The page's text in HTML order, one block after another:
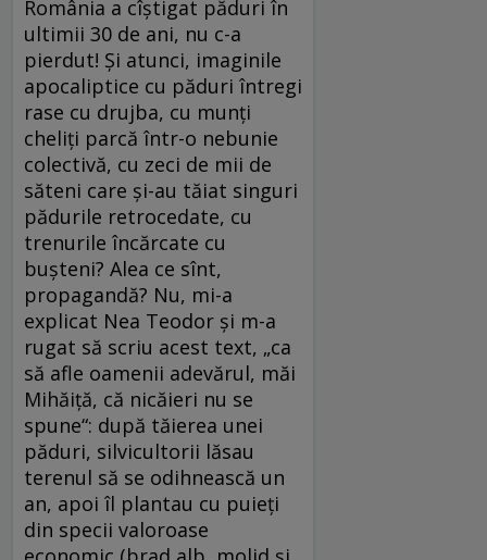
România a cîștigat păduri în
ultimii 30 de ani, nu c-a
pierdut! Și atunci, imaginile
apocaliptice cu păduri în­tregi
rase cu drujba, cu munți
cheliți parcă într-o nebunie
colectivă, cu zeci de mii de
săteni care și-au tăiat singuri
pădurile retrocedate, cu
trenurile încărcate cu
bușteni? Alea ce sînt,
propagandă? Nu, mi-a
explicat Nea Teodor și m-a
rugat să scriu acest text, „ca
să afle oamenii adevărul, măi
Mihăiță, că nicăieri nu se
spune“: după tăierea unei
păduri, silvicultorii lăsau
terenul să se odihnească un
an, apoi îl plantau cu puieți
din specii valoroase